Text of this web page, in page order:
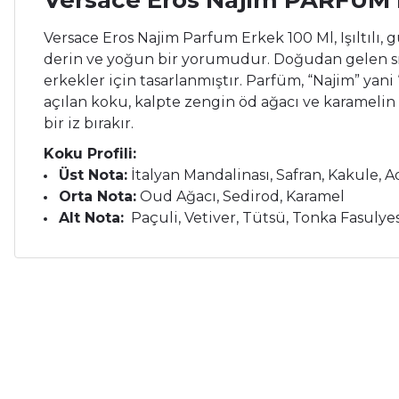
Versace Eros Najim Parfum Erkek 100 Ml,
derin ve yoğun bir yorumudur. Doğudan gelen
erkekler için tasarlanmıştır. Parfüm, “Najim” yani
açılan koku, kalpte zengin öd ağacı ve
bir iz bırakır.
Koku Profili:
Üst Nota: İtalyan Mandalinası, Safran, Kakule,
Orta Nota: Oud Ağacı, Sedirod, Karamel
Alt Nota: Paçuli, Vetiver, Tütsü, Tonka
Bu ürünün fiyat bilgisi, resim, ürün açıklamalarında ve diğer